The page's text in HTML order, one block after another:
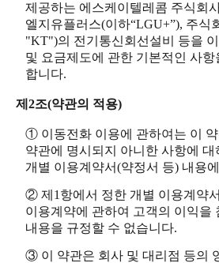
제공하는 에스케이텔레콤 주식회
엘지유플러스(이하“LGU+”), 주식
"KT")의 전기통신회선설비 등을
및 요금제도에 관한 기본적인 사항
합니다.
제2조(약관의 적용)
① 이동전화 이용에 관하여는 이 약
약관에 명시되지 아니한 사항에 대
개별 이용계약서(약정서 등) 내용
② 제1항에서 정한 개별 이용계약
이용계약에 관하여 고객의 이익을
내용을 규정할 수 없습니다.
③ 이 약관은 회사 및 대리점 등의